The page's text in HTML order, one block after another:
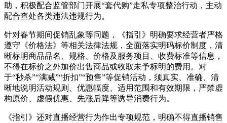
助，积极配合监管部门开展“套代购”走私专项整治行动，主动
配合查处各类违法违规行为。
针对春节期间促销乱象等问题，《指引》明确要求经营者严格
遵守《价格法》等相关法律法规，全面落实明码标价制度，清
晰标明商品品名、规格、价格及服务项目、收费标准等信息，
不得在标价之外加价出售商品或收取未予标明的费用。对
于“秒杀”“满减”“折扣”“预售”等促销活动，须真实、准确、清
晰地说明活动规则、优惠幅度、适用范围和有效期限，严禁虚
构原价、虚假优惠、先涨后降等诱导消费行为。
《指引》还对直播经营行为作出专项规范，明确不得直播销售